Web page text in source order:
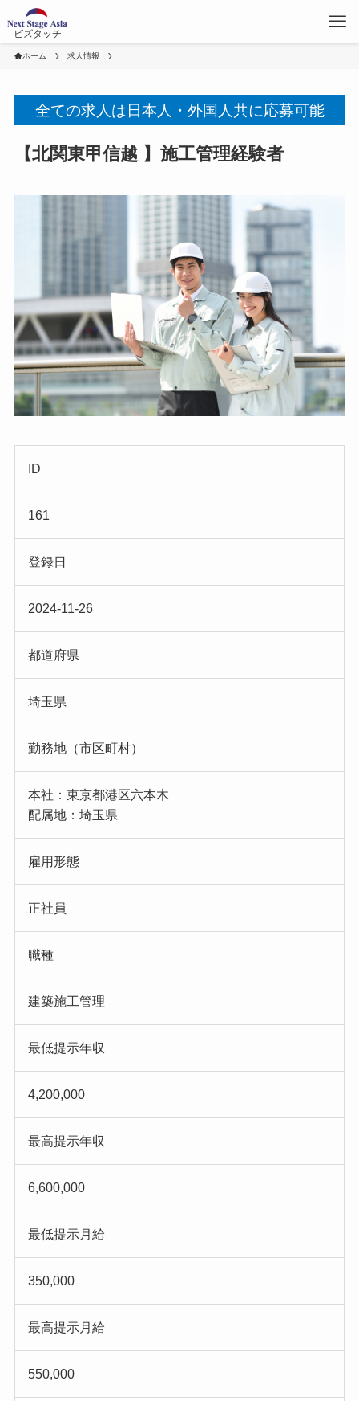
ビズタッチ
ホーム 求人情報
全ての求人は日本人・外国人共に応募可能
【北関東甲信越 】施工管理経験者
ID
161
登録日
2024-11-26
都道府県
埼玉県
勤務地（市区町村）
本社：東京都港区六本木
配属地：埼玉県
雇用形態
正社員
職種
建築施工管理
最低提示年収
4,200,000
最高提示年収
6,600,000
最低提示月給
350,000
最高提示月給
550,000